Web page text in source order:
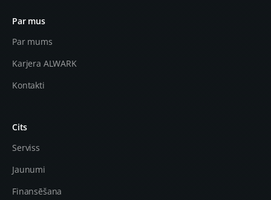
Par mus
Par mums
Karjera ALWARK
Kontakti
Cits
Serviss
Jaunumi
Finansēšana